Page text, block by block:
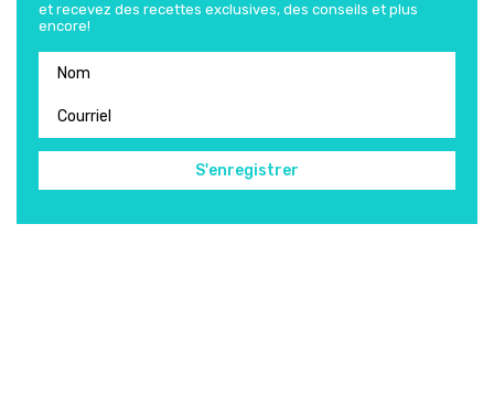
et recevez des recettes exclusives, des conseils et plus
encore!